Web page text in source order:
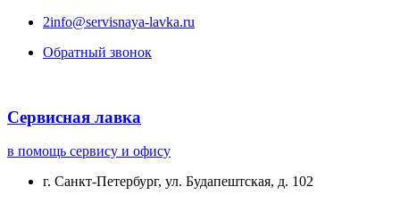
2info@servisnaya-lavka.ru
Обратный звонок
Сервисная лавка
в помощь сервису и офису
г. Санкт-Петербург, ул. Будапештская, д. 102